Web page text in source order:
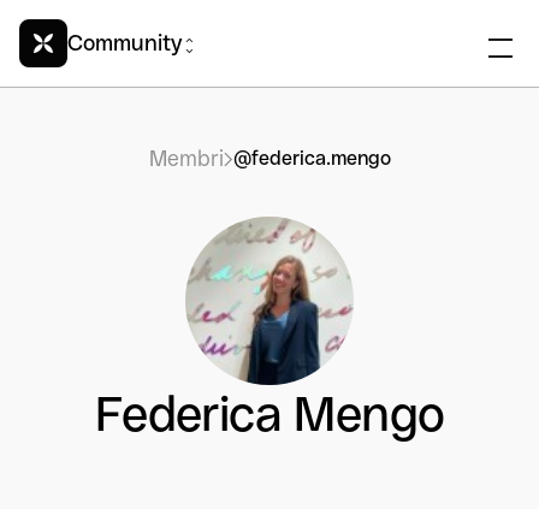
Community
Membri @federica.mengo
Federica Mengo